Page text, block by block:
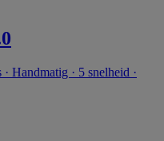
Handmatig · 5 snelheid ·